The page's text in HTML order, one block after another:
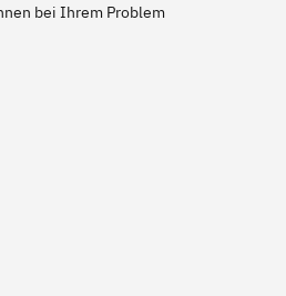
bei Ihrem Problem